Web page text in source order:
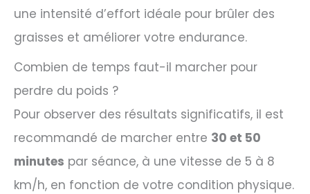
une intensité d’effort idéale pour brûler des
graisses et améliorer votre endurance.
Combien de temps faut-il marcher pour
perdre du poids ?
Pour observer des résultats significatifs, il est
recommandé de marcher entre 30 et 50
minutes par séance, à une vitesse de 5 à 8
km/h, en fonction de votre condition physique.